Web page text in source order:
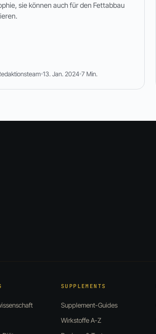
sie können auch für den Fettabbau
13. Jan. 2024 7 Min.
SUPPLEMENTS
Supplement-Guides
Wirkstoffe A-Z